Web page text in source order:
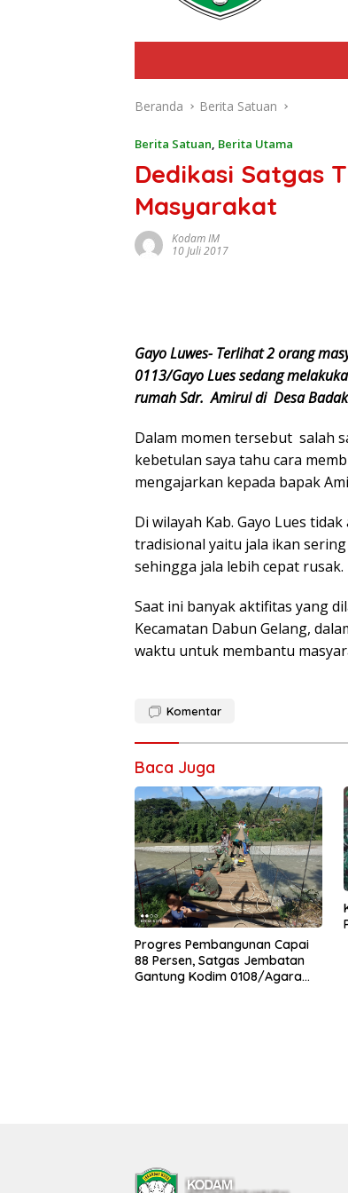
Beranda Berita Satuan
Berita Satuan, Berita Utama
Dedikasi Satgas
Masyarakat
Kodam IM
10 Juli 2017
Gayo Luwes- Terlihat 2 orang
0113/Gayo Lues sedang
rumah Sdr. Amirul di Desa Badak
Dalam momen tersebut salah
kebetulan saya tahu cara
mengajarkan kepada bapak
Di wilayah Kab. Gayo Lues
tradisional yaitu jala ikan
sehingga jala lebih cepat rusak.
Saat ini banyak aktifitas yang
Kecamatan Dabun Gelang,
waktu untuk membantu
Komentar
Baca Juga
Progres Pembangunan Capai
88 Persen, Satgas Jembatan
Gantung Kodim 0108/Agara